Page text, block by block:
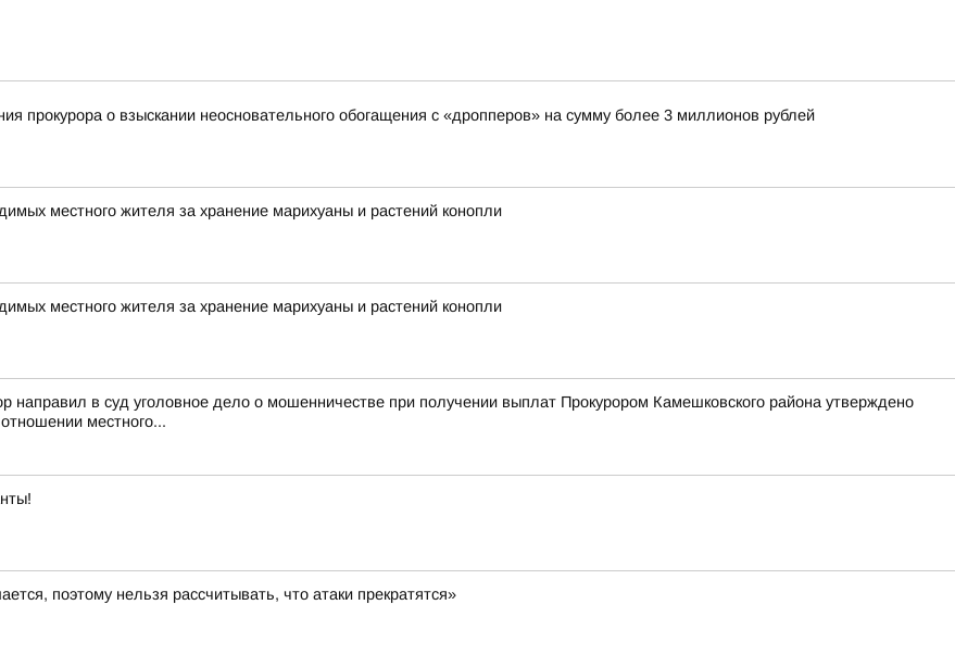
прокурора о взыскании неосновательного обогащения с «дропперов» на сумму более 3 миллионов рублей
местного жителя за хранение марихуаны и растений конопли
местного жителя за хранение марихуаны и растений конопли
направил в суд уголовное дело о мошенничестве при получении выплат Прокурором Камешковского района утверждено
местного...
поэтому нельзя рассчитывать, что атаки прекратятся»